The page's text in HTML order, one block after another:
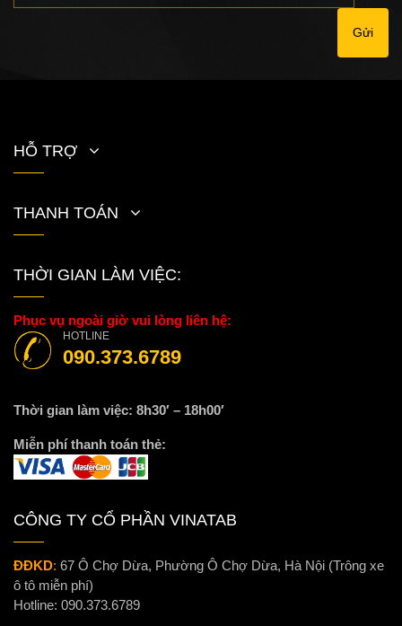
Gửi
HỖ TRỢ
THANH TOÁN
THỜI GIAN LÀM VIỆC:
Phục vụ ngoài giờ vui lòng liên hệ:
HOTLINE
090.373.6789
Thời gian làm việc: 8h30′ – 18h00′
Miễn phí thanh toán thẻ:
CÔNG TY CỔ PHẦN VINATAB
ĐĐKD: 67 Ô Chợ Dừa, Phường Ô Chợ Dừa, Hà Nội (Trông xe
ô tô miễn phí)
Hotline: 090.373.6789